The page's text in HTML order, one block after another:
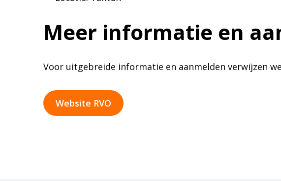
Meer informatie en
Voor uitgebreide informatie en aanmelden verwijzen
Website RVO